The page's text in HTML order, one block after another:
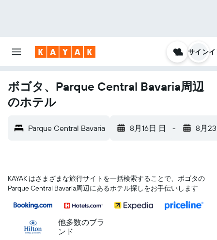
サイン
ボゴタ、Parque Central Bavaria周辺
のホテル
Parque Central Bavaria 8月16日 日 - 8月
KAYAK はさまざまな旅行サイトを一括検索することで、ボゴタ​の
Parque Central Bavaria​周辺にあるホテル探しをお手伝いします
他多数のブラ
ンド